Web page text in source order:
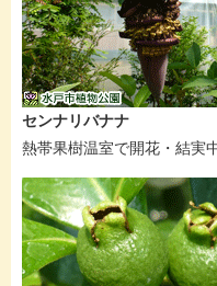
センナリバナナ
熱帯果樹温室で開花・結実